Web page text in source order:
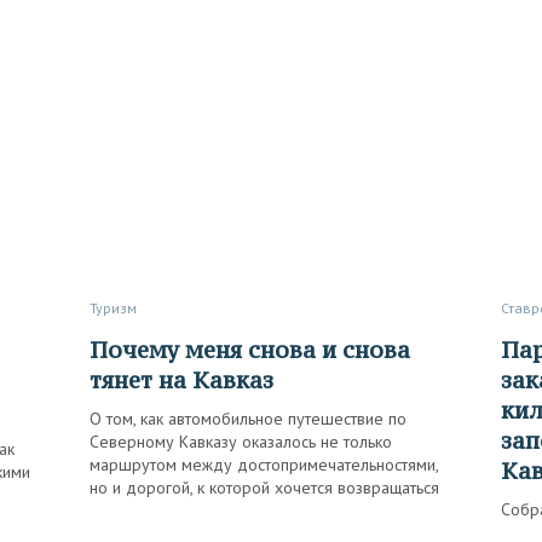
Туризм
Почему меня снова и снова
тянет на Кавказ
О том, как автомобильное путешествие по
Северному Кавказу оказалось не только
маршрутом между достопримечательностями,
но и дорогой, к которой хочется возвращаться
Парапланы над склонами,